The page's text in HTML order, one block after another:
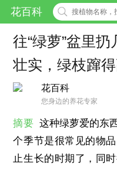
花百科
往“绿萝”盆里
壮实，绿枝蹿得
花百科
您身边的养花专家
摘要 这种绿萝爱的东
个季节是很常见的物
止生长的时期了，同